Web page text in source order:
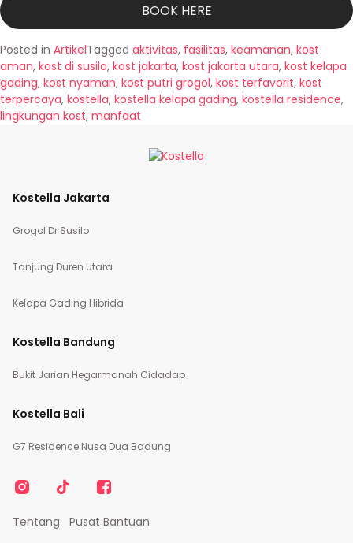
BOOK HERE
Posted in ArtikelTagged aktivitas, fasilitas, keamanan, kost
aman, kost di susilo, kost jakarta, kost jakarta utara, kost kelapa
gading, kost nyaman, kost putri grogol, kost terfavorit, kost
terpercaya, kostella, kostella kelapa gading, kostella residence,
lingkungan kost, manfaat
Kostella Jakarta
Grogol Dr Susilo
Tanjung Duren Utara
Kelapa Gading Hibrida
Kostella Bandung
Bukit Jarian Hegarmanah Cidadap
Kostella Bali
G7 Residence Nusa Dua Badung
Tentang Pusat Bantuan